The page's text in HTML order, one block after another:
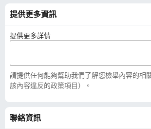
提供更多資訊
提供更多詳情
請提供任何能夠幫助我們了解您檢舉內容的相
該內容違反的政策項目）。
聯絡資訊